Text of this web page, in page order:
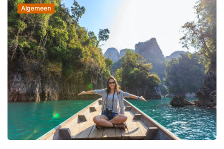
Algemeen